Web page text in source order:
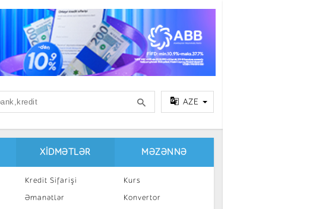
AZE
XIDMƏTLƏR
Kredit Sifarişi
Əmanətlər
MƏZƏNNƏ
Kurs
Konvertor